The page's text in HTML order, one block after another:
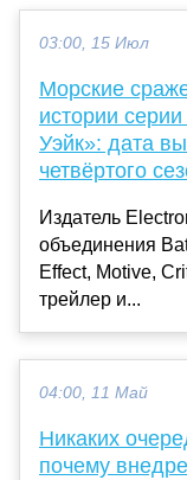
03:00, 15 Июл
Морские
истории
Уэйк»: дата
четвёртого
Издатель
объединения
Effect, Motive,
трейлер и...
04:00, 11 Май
Никаких
почему